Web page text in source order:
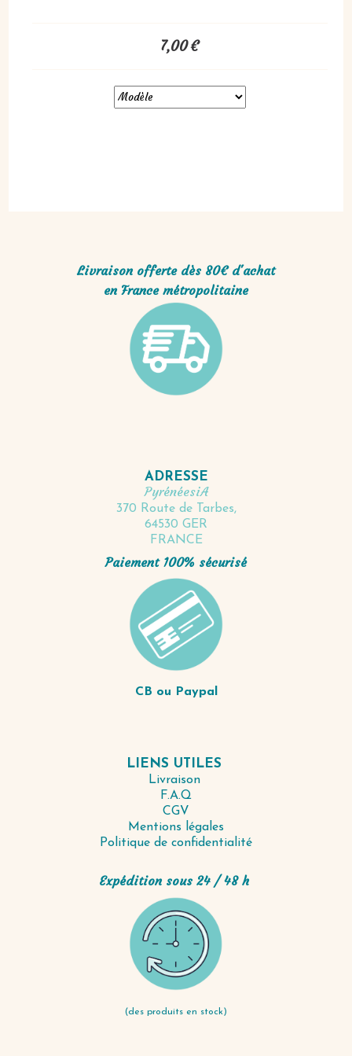
7,00€
Livraison offerte dès 80€ d'achat
en France métropolitaine
ADRESSE
PyrénéesiA
370 Route de Tarbes,
64530 GER
FRANCE
Paiement 100% sécurisé
CB ou Paypal
LIENS UTILES
Livraison
F.A.Q
CGV
Mentions légales
Politique de confidentialité
Expédition sous 24 / 48 h
(des produits en stock)